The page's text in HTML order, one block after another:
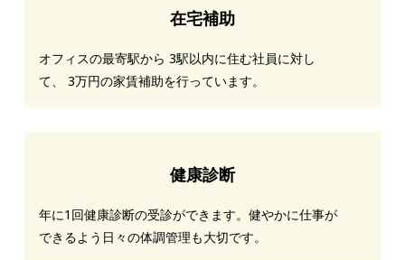
在宅補助
オフィスの最寄駅から 3駅以内に住む社員に対し
て、 3万円の家賃補助を行っています。
健康診断
年に1回健康診断の受診ができます。健やかに仕事が
できるよう日々の体調管理も大切です。